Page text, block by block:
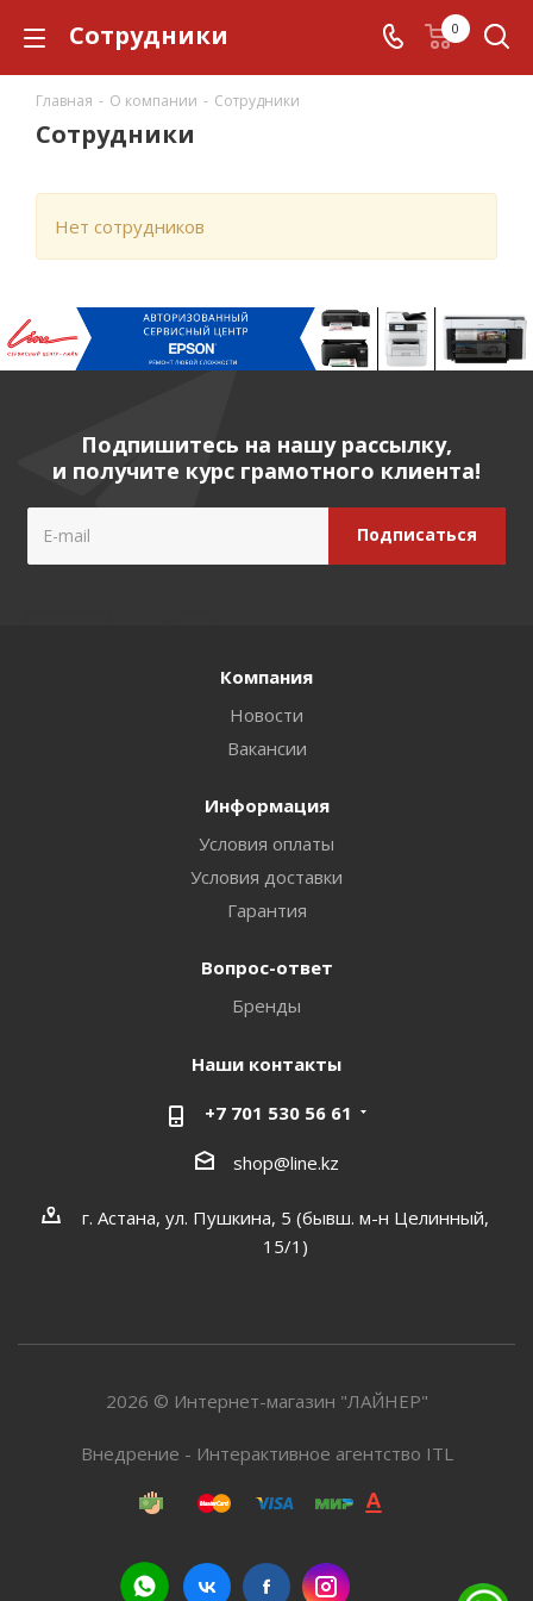
Сотрудники 0
Главная - О компании - Сотрудники
Сотрудники
Нет сотрудников
Подпишитесь на нашу рассылку,
и получите курс грамотного клиента!
Компания
Новости
Вакансии
Информация
Условия оплаты
Условия доставки
Гарантия
Вопрос-ответ
Бренды
Наши контакты
+7 701 530 56 61
shop@line.kz
г. Астана, ул. Пушкина, 5 (бывш. м-н Целинный,
15/1)
2026 © Интернет-магазин "ЛАЙНЕР"
Внедрение - Интерактивное агентство ITL